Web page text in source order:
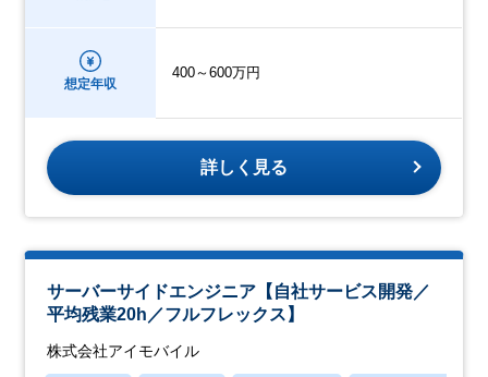
想定年収
400～600万円
詳しく見る
サーバーサイドエンジニア【自社サービス開発／
平均残業20h／フルフレックス】
株式会社アイモバイル